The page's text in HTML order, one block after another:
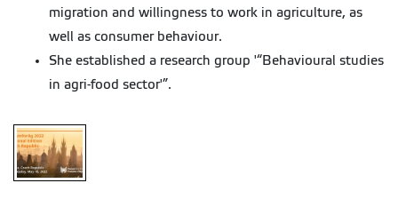
migration and willingness to work in agriculture, as
well as consumer behaviour.
She established a research group '“Behavioural studies
in agri-food sector'”.